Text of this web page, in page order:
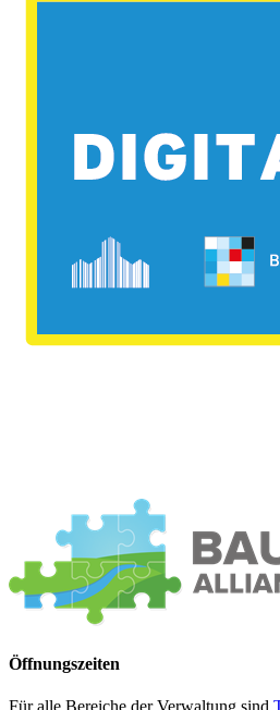
Öffnungszeiten
Für alle Bereiche der Verwaltung sind